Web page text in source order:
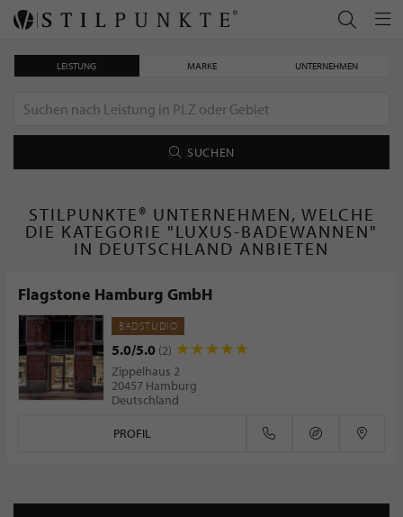
LEISTUNG MARKE UNTERNEHMEN
SUCHEN
STILPUNKTE® UNTERNEHMEN, WELCHE
DIE KATEGORIE "LUXUS-BADEWANNEN"
IN DEUTSCHLAND ANBIETEN
Flagstone Hamburg GmbH
BADSTUDIO
5.0/5.0 (2)
Zippelhaus 2
20457 Hamburg
Deutschland
PROFIL